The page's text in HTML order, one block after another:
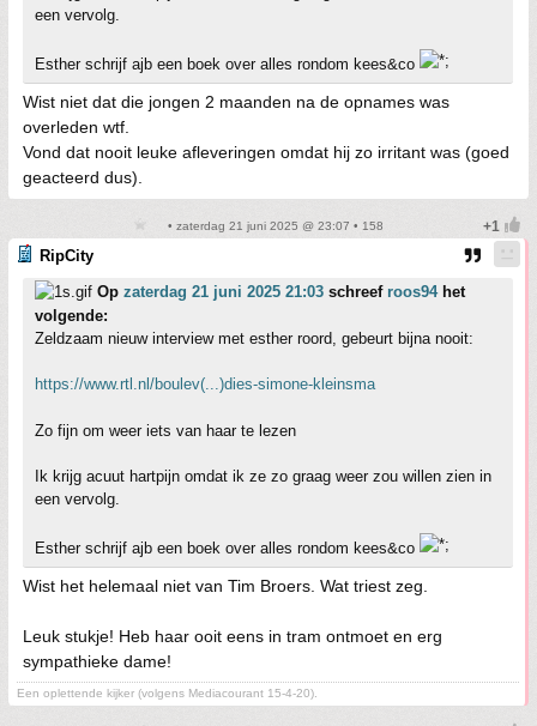
een vervolg.
Esther schrijf ajb een boek over alles rondom kees&co
Wist niet dat die jongen 2 maanden na de opnames was
overleden wtf.
Vond dat nooit leuke afleveringen omdat hij zo irritant was (goed
geacteerd dus).
• zaterdag 21 juni 2025 @ 23:07 • 158
RipCity
Op zaterdag 21 juni 2025 21:03 schreef roos94het
volgende:
Zeldzaam nieuw interview met esther roord, gebeurt bijna nooit:
https://www.rtl.nl/boulev(...)dies-simone-kleinsma
Zo fijn om weer iets van haar te lezen
Ik krijg acuut hartpijn omdat ik ze zo graag weer zou willen zien in
een vervolg.
Esther schrijf ajb een boek over alles rondom kees&co
Wist het helemaal niet van Tim Broers. Wat triest zeg.
Leuk stukje! Heb haar ooit eens in tram ontmoet en erg
sympathieke dame!
Een oplettende kijker (volgens Mediacourant 15-4-20).